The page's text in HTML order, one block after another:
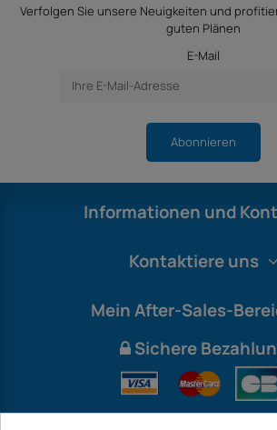
Verfolgen Sie unsere Neuigkeiten und
guten Plänen
E-Mail
Abonnieren
Informationen und
Kontaktiere uns
Mein After-Sales-
Sichere